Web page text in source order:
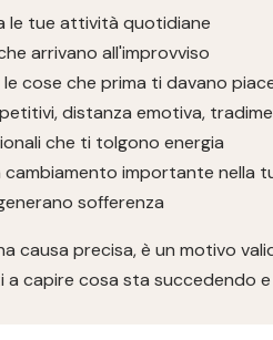
le tue attività quotidiane
arrivano all'improvviso
cose che prima ti davano
distanza emotiva,
che ti tolgono energia
cambiamento importante nella
sofferenza
causa precisa, è un motivo
capire cosa sta succedendo